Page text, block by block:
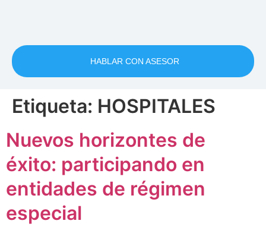
HABLAR CON ASESOR
Etiqueta: HOSPITALES
Nuevos horizontes de
éxito: participando en
entidades de régimen
especial